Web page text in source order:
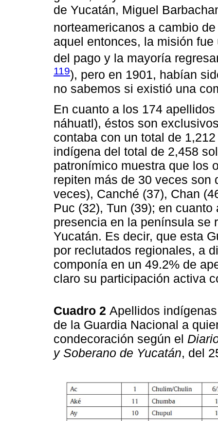
de Yucatán, Miguel
norteamericanos a cambio
aquel entonces, la misión
del pago y la mayoría
119), pero en 1901, habían
no sabemos si existió una
En cuanto a los 174
náhuatl), éstos son
contaba con un total de
indígena del total de 2,458
patronímico muestra que los
repiten más de 30 veces son
veces), Canché (37), Chan
Puc (32), Tun (39); en
presencia en la península se
Yucatán. Es decir, que esta
por reclutados regionales, a
componía en un 49.2% de
claro su participación activa
Cuadro 2 Apellidos
de la Guardia Nacional a
condecoración según el
y Soberano de Yucatán, del